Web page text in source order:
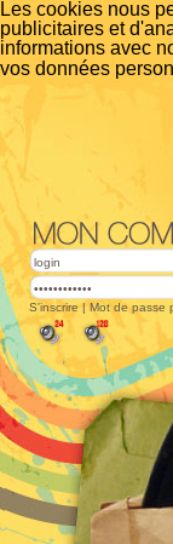
Les cookies nous
publicitaires et
informations avec
vos données
S'inscrire | Mot de passe